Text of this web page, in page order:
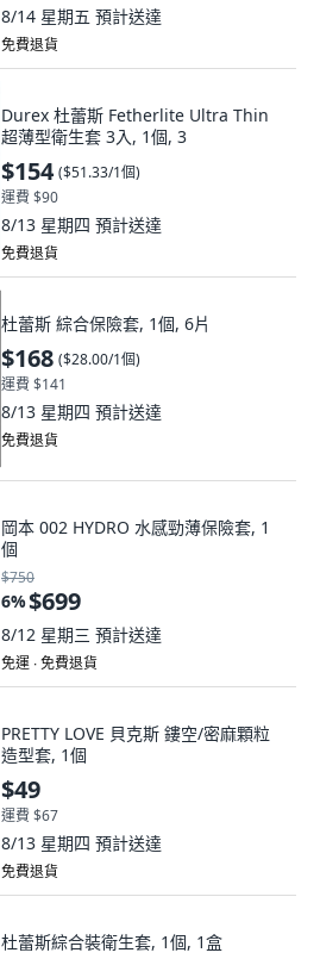
8/14 星期五 預計送達
免費退貨
Durex 杜蕾斯 Fetherlite Ultra Thin
超薄型衛生套 3入, 1個, 3
$154 ($51.33/1個)
運費 $90
8/13 星期四 預計送達
免費退貨
杜蕾斯 綜合保險套, 1個, 6片
$168 ($28.00/1個)
運費 $141
8/13 星期四 預計送達
免費退貨
岡本 002 HYDRO 水感勁薄保險套, 1
個
$750
6%$699
8/12 星期三 預計送達
免運 ∙ 免費退貨
PRETTY LOVE 貝克斯 鏤空/密麻顆粒
造型套, 1個
$49
運費 $67
8/13 星期四 預計送達
免費退貨
杜蕾斯綜合裝衛生套, 1個, 1盒